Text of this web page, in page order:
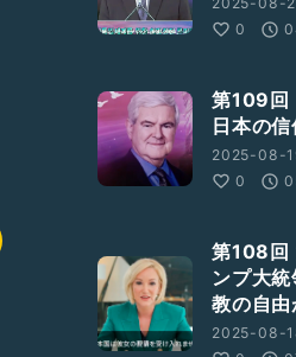
0
第109
日本の
2025-08-
0
第108回
ンプ大
教の自
2025-08-